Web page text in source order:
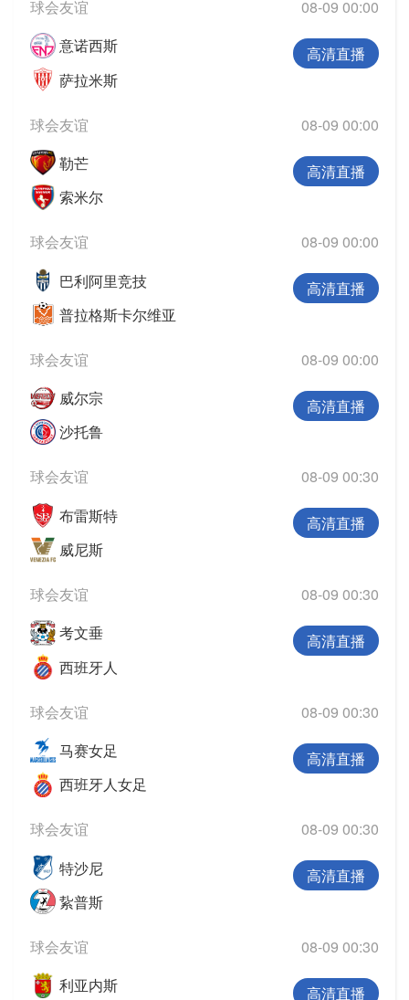
球会友谊
08-09 00:00
意诺西斯
萨拉米斯
高清直播
球会友谊
08-09 00:00
勒芒
索米尔
高清直播
球会友谊
08-09 00:00
巴利阿里竞技
普拉格斯卡尔维亚
高清直播
球会友谊
08-09 00:00
威尔宗
沙托鲁
高清直播
球会友谊
08-09 00:30
布雷斯特
威尼斯
高清直播
球会友谊
08-09 00:30
考文垂
西班牙人
高清直播
球会友谊
08-09 00:30
马赛女足
西班牙人女足
高清直播
球会友谊
08-09 00:30
特沙尼
紥普斯
高清直播
球会友谊
08-09 00:30
利亚内斯
高清直播